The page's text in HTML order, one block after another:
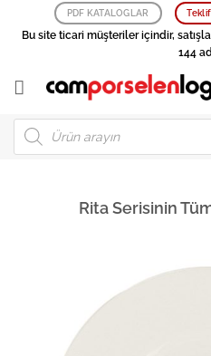
PDF KATALOGLAR
Bu site ticari müşteriler içindir,
144
Products
search
Rita Serisinin